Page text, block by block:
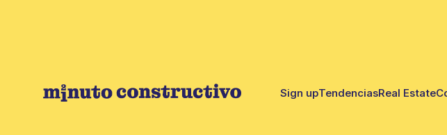
Sign upTendenciasReal Estate